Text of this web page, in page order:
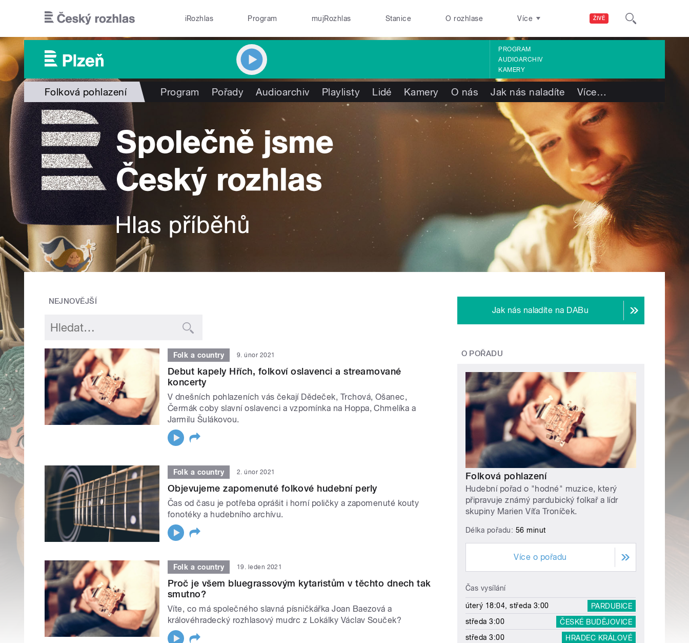
ŽIVĚ
iRozhlas Program mujRozhlas Stanice O rozhlase Více
PROGRAM
AUDIOARCHIV
KAMERY
Folková pohlazení Program Pořady Audioarchiv Playlisty Lidé Kamery O nás Jak nás naladíte Více…
NEJNOVĚJŠÍ
Folk a country 9. únor 2021
Debut kapely Hřích, folkoví oslavenci a streamované
koncerty
V dnešních pohlazeních vás čekají Dědeček, Trchová, Ošanec,
Čermák coby slavní oslavenci a vzpomínka na Hoppa, Chmelíka a
Jarmilu Šulákovou.
Folk a country 2. únor 2021
Objevujeme zapomenuté folkové hudební perly
Čas od času je potřeba oprášit i horní poličky a zapomenuté kouty
fonotéky a hudebního archívu.
Folk a country 19. leden 2021
Proč je všem bluegrassovým kytaristům v těchto dnech tak
smutno?
Víte, co má společného slavná písničkářka Joan Baezová a
královéhradecký rozhlasový mudrc z Lokálky Václav Souček?
Jak nás naladíte na DABu
O POŘADU
Folková pohlazení
Hudební pořad o "hodné" muzice, který
připravuje známý pardubický folkař a lídr
skupiny Marien Víťa Troníček.
Délka pořadu: 56 minut
Více o pořadu
Čas vysílání
úterý 18:04, středa 3:00
PARDUBICE
středa 3:00
ČESKÉ BUDĚJOVICE
středa 3:00
HRADEC KRÁLOVÉ